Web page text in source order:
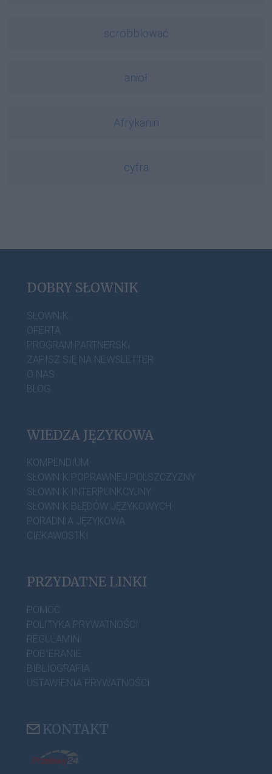
scrobblować
anioł
Afrykanin
cyfra
DOBRY SŁOWNIK
SŁOWNIK
OFERTA
PROGRAM PARTNERSKI
ZAPISZ SIĘ NA NEWSLETTER
O NAS
BLOG
WIEDZA JĘZYKOWA
KOMPENDIUM
SŁOWNIK POPRAWNEJ POLSZCZYZNY
SŁOWNIK INTERPUNKCYJNY
SŁOWNIK BŁĘDÓW JĘZYKOWYCH
PORADNIA JĘZYKOWA
CIEKAWOSTKI
PRZYDATNE LINKI
POMOC
POLITYKA PRYWATNOŚCI
REGULAMIN
POBIERANIE
BIBLIOGRAFIA
USTAWIENIA PRYWATNOŚCI
KONTAKT